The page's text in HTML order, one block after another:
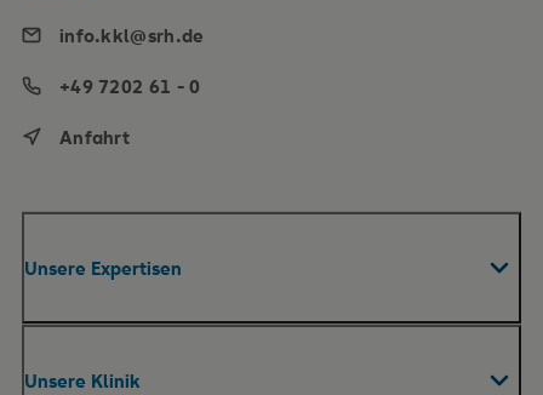
Unsere Expertisen
Akut-Reha
Unsere Klinik
info.kkl@srh.de
+49 7202 61 - 0
Anfahrt